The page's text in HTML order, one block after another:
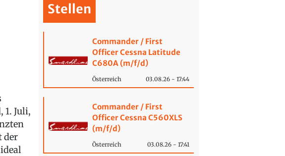
1. Juli,
der
Stellen
Commander / First
Officer Cessna Latitude
C680A (m/f/d)
Österreich 03.08.26 - 17:44
Commander / First
Officer Cessna C560XLS
(m/f/d)
Österreich 03.08.26 - 17:41